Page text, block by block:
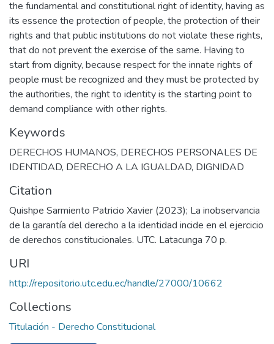
the fundamental and constitutional right of identity, having as
its essence the protection of people, the protection of their
rights and that public institutions do not violate these rights,
that do not prevent the exercise of the same. Having to
start from dignity, because respect for the innate rights of
people must be recognized and they must be protected by
the authorities, the right to identity is the starting point to
demand compliance with other rights.
Keywords
DERECHOS HUMANOS, DERECHOS PERSONALES DE
IDENTIDAD, DERECHO A LA IGUALDAD, DIGNIDAD
Citation
Quishpe Sarmiento Patricio Xavier (2023); La inobservancia
de la garantía del derecho a la identidad incide en el ejercicio
de derechos constitucionales. UTC. Latacunga 70 p.
URI
http://repositorio.utc.edu.ec/handle/27000/10662
Collections
Titulación - Derecho Constitucional